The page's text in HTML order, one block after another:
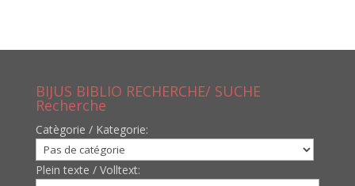
BIJUS BIBLIO RECHERCHE/ SUCHE
Recherche
Catègorie / Kategorie:
Plein texte / Volltext: